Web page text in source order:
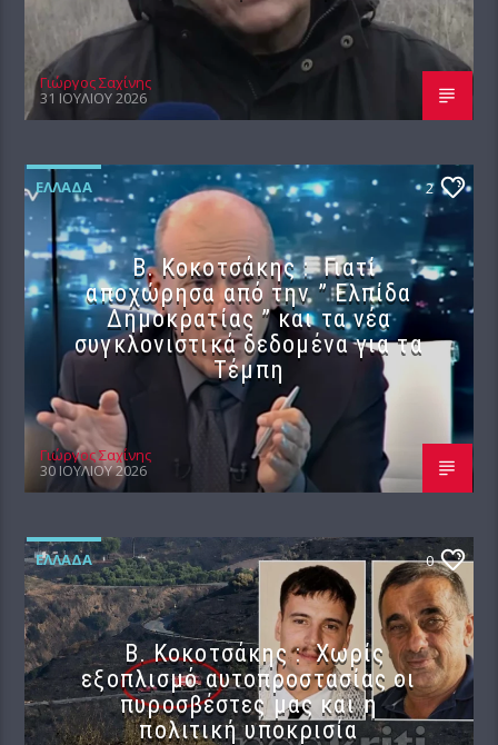
Γιώργος Σαχίνης
31 ΙΟΥΛΊΟΥ 2026
ΕΛΛΆΔΑ 2
Β. Κοκοτσάκης : Γιατί
αποχώρησα από την ” Ελπίδα
Δημοκρατίας ” και τα νέα
συγκλονιστικά δεδομένα για τα
Τέμπη
Γιώργος Σαχίνης
30 ΙΟΥΛΊΟΥ 2026
ΕΛΛΆΔΑ 0
Β. Κοκοτσάκης : Χωρίς
εξοπλισμό αυτοπροστασίας οι
πυροσβέστες μας και η
πολιτική υποκρισία